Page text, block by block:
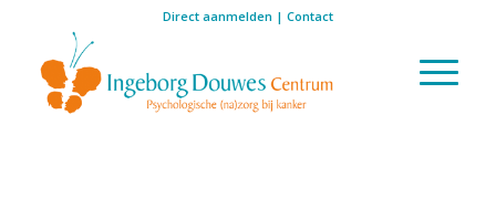
Direct aanmelden | Contact